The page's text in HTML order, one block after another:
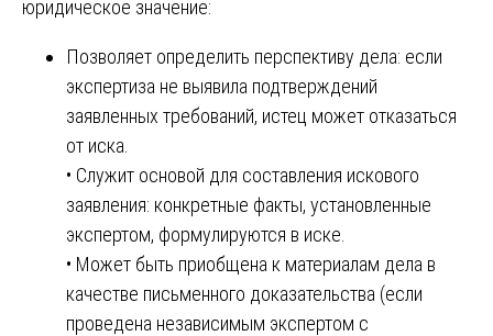
юридическое значение:
Позволяет определить перспективу дела: если
экспертиза не выявила подтверждений
заявленных требований, истец может отказаться
от иска.
• Служит основой для составления искового
заявления: конкретные факты, установленные
экспертом, формулируются в иске.
• Может быть приобщена к материалам дела в
качестве письменного доказательства (если
проведена независимым экспертом с